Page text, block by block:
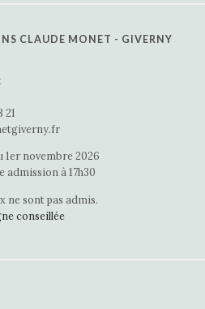
CLAUDE MONET - GIVERNY
21
1er novembre 2026
admission à 17h30
ne sont pas admis.
conseillée